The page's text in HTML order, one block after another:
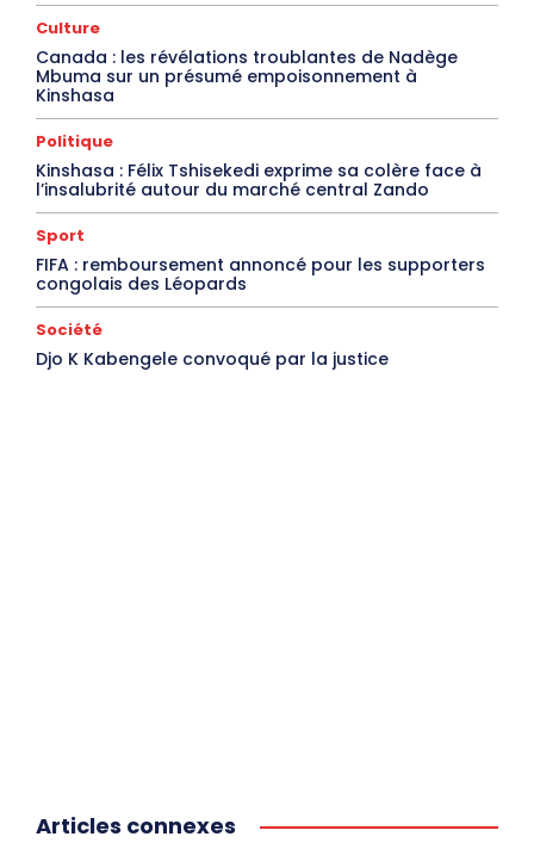
Culture
Canada : les révélations troublantes de Nadège
Mbuma sur un présumé empoisonnement à
Kinshasa
Politique
Kinshasa : Félix Tshisekedi exprime sa colère face à
l’insalubrité autour du marché central Zando
Sport
FIFA : remboursement annoncé pour les supporters
congolais des Léopards
Société
Djo K Kabengele convoqué par la justice
Articles connexes